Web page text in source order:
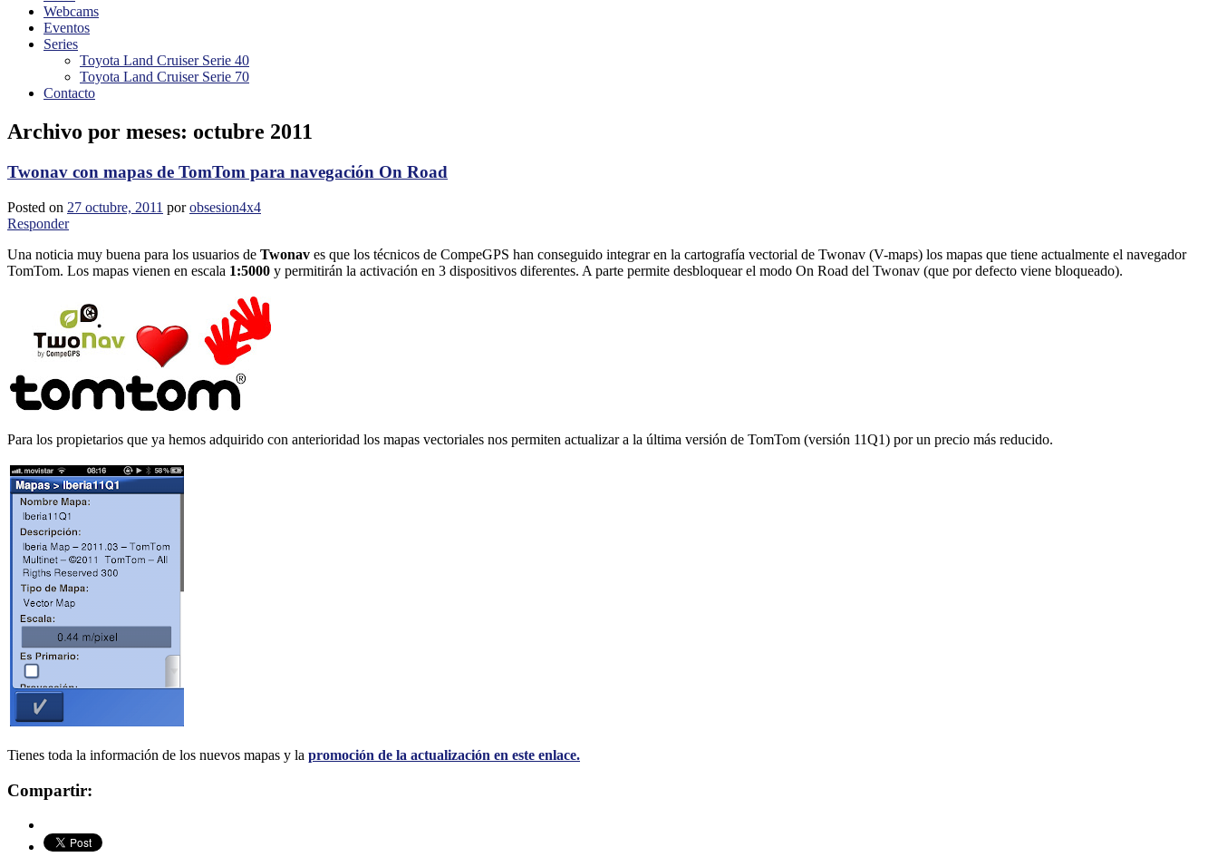
Webcams
Eventos
Series
Toyota Land Cruiser Serie 40
Toyota Land Cruiser Serie 70
Contacto
Archivo por meses: octubre 2011
Twonav con mapas de TomTom para navegación On Road
Posted on 27 octubre, 2011 porobsesion4x4
Responder
Una noticia muy buena para los usuarios de Twonav es que los técnicos de CompeGPS han conseguido integrar en la cartografía vectorial de Twonav (V-maps) los mapas que tiene actualmente el navegador
TomTom. Los mapas vienen en escala 1:5000 y permitirán la activación en 3 dispositivos diferentes. A parte permite desbloquear el modo On Road del Twonav (que por defecto viene bloqueado).
Para los propietarios que ya hemos adquirido con anterioridad los mapas vectoriales nos permiten actualizar a la última versión de TomTom (versión 11Q1) por un precio más reducido.
Tienes toda la información de los nuevos mapas y la promoción de la actualización en este enlace.
Compartir: